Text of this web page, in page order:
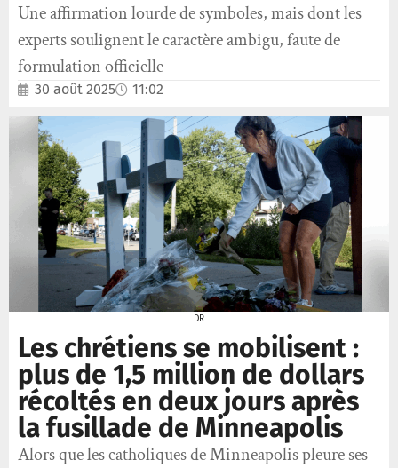
Une affirmation lourde de symboles, mais dont les
experts soulignent le caractère ambigu, faute de
formulation officielle
30 août 2025 11:02
DR
Les chrétiens se mobilisent :
plus de 1,5 million de dollars
récoltés en deux jours après
la fusillade de Minneapolis
Alors que les catholiques de Minneapolis pleure ses